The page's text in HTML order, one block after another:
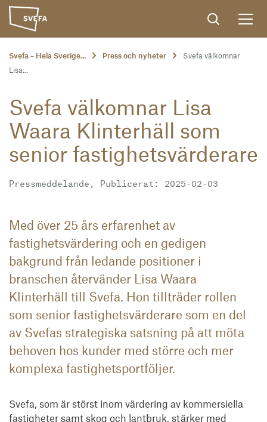
Svefa – Hela Sverige... Press och nyheter
Svefa välkomnar
Lisa...
Svefa välkomnar Lisa
Waara Klinterhäll som
senior fastighetsvärderare
Pressmeddelande, Publicerat: 2025-02-03
Med över 25 års erfarenhet av
fastighetsvärdering och en gedigen
bakgrund från ledande positioner i
branschen återvänder Lisa Waara
Klinterhäll till Svefa. Hon tillträder rollen
som senior fastighetsvärderare som en del
av Svefas strategiska satsning på att möta
behoven hos kunder med större och mer
komplexa fastighetsportföljer.
Svefa, som är störst inom värdering av kommersiella
fastigheter samt skog och lantbruk, stärker med